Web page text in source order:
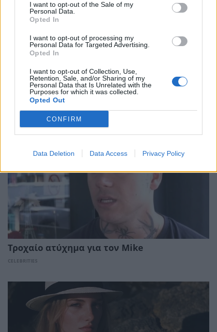
I want to opt-out of the Sale of my
Personal Data.
Opted In
I want to opt-out of processing my
Personal Data for Targeted Advertising.
Opted In
I want to opt-out of Collection, Use,
Retention, Sale, and/or Sharing of my
Personal Data that Is Unrelated with the
Purposes for which it was collected.
Opted Out
CONFIRM
Data Deletion Data Access Privacy Policy
Ιωάννα Τούνη: Το φωτογραφικό άλμπουμ
«Στέλνω καλημέρα στο αγόρι μου το
ξημέρωμα να βεβαιωθεί ότι ζω»
CELEBRITIES
Τροχαίο ατύχημα για τον Mike
CELEBRITIES